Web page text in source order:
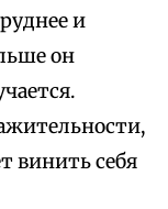
и
он
винить себя